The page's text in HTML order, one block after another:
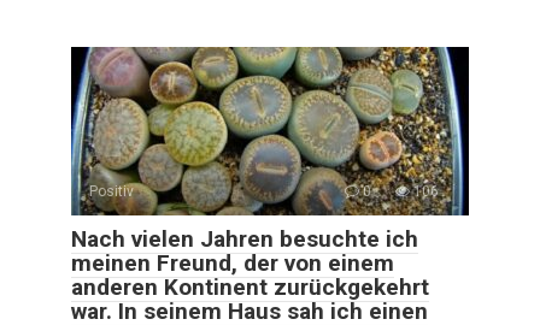
Positiv 0 106
Nach vielen Jahren besuchte ich
meinen Freund, der von einem
anderen Kontinent zurückgekehrt
war. In seinem Haus sah ich einen